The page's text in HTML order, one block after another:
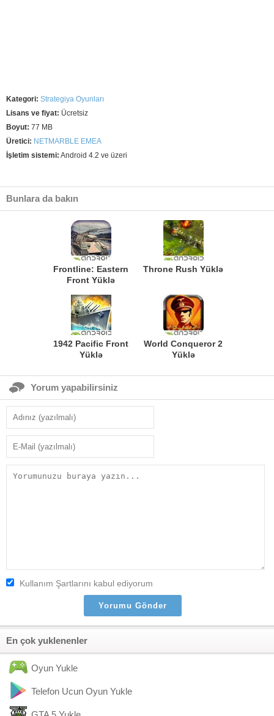
Kategori: Strategiya Oyunları
Lisans ve fiyat: Ücretsiz
Boyut: 77 MB
Üretici: NETMARBLE EMEA
İşletim sistemi: Android 4.2 ve üzeri
Bunlara da bakın
Frontline: Eastern
Front Yüklə
Throne Rush Yüklə
1942 Pacific Front
Yüklə
World Conqueror 2
Yüklə
Yorum yapabilirsiniz
Kullanım Şartlarını kabul ediyorum
En çok yuklenenler
Oyun Yukle
Telefon Ucun Oyun Yukle